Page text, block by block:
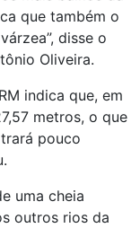
que também o
disse o
Oliveira.
indica que, em
metros, o que
pouco
uma cheia
outros rios da